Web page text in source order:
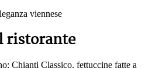
viennese
ristorante
Chianti Classico, fettuccine fatte a